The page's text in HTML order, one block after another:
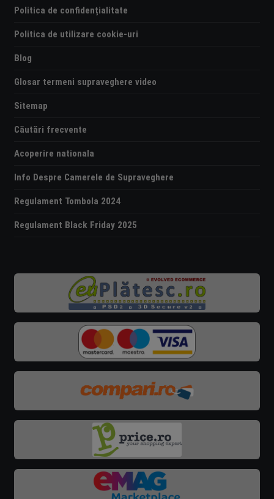
Politica de confidențialitate
Politica de utilizare cookie-uri
Blog
Glosar termeni supraveghere video
Sitemap
Căutări frecvente
Acoperire nationala
Info Despre Camerele de Supraveghere
Regulament Tombola 2024
Regulament Black Friday 2025